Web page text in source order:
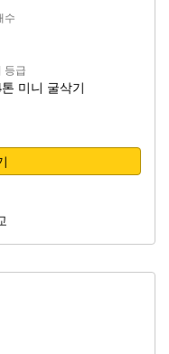
수
등급
미니 굴삭기